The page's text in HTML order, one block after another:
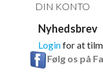
DIN KONTO
Nyhedsbrev
Loginfor at
Følg os på